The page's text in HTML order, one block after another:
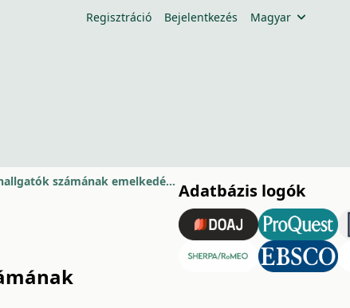
Regisztráció Bejelentkezés Magyar
A hadiárva és a hadirokkant apával rendelkező hallgatók számának emelkedése az egyetemeken az 1930-as években Adatbázis logók